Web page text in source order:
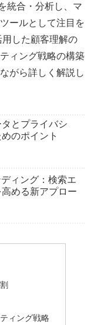
統合・分析し、マ
ールとして注目を
した顧客理解の
ィング戦略の構築
がら詳しく解説し
とプライバシ
のポイント
ィング：検索エ
める新アプロー
ィング戦略